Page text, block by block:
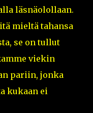
läsnäolollaan.
mieltä tahansa
se on tullut
viekin
pariin, jonka
kukaan ei